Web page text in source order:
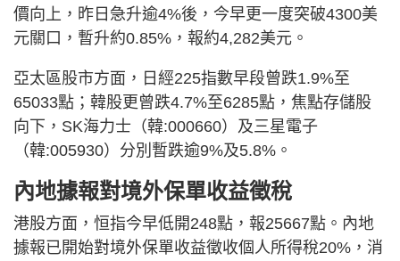
價向上，昨日急升逾4%後，今早更一度突破4300美
元關口，暫升約0.85%，報約4,282美元。
亞太區股市方面，日經225指數早段曾跌1.9%至
65033點；韓股更曾跌4.7%至6285點，焦點存儲股
向下，SK海力士（韓:000660）及三星電子
（韓:005930）分別暫跌逾9%及5.8%。
內地據報對境外保單收益徵稅
港股方面，恒指今早低開248點，報25667點。內地
據報已開始對境外保單收益徵收個人所得稅20%，消